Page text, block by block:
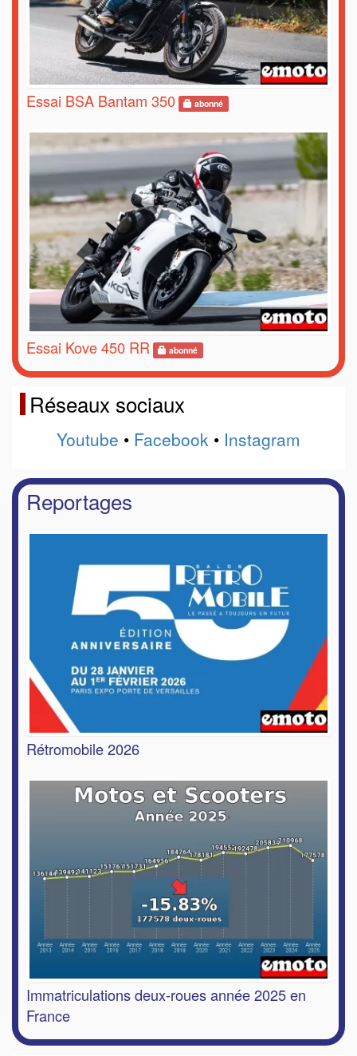
Essai BSA Bantam 350 abonné
Essai Kove 450 RR abonné
Réseaux sociaux
Youtube • Facebook • Instagram
Reportages
Rétromobile 2026
Immatriculations deux-roues année 2025 en
France